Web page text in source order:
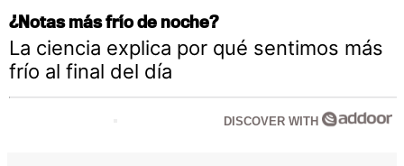
¿Notas más frío de noche?
La ciencia explica por qué sentimos más
frío al final del día
DISCOVER WITH